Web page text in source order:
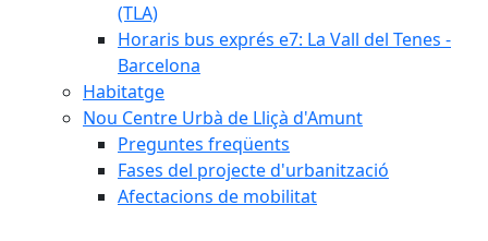
(TLA)
Horaris bus exprés e7: La Vall del Tenes -
Barcelona
Habitatge
Nou Centre Urbà de Lliçà d'Amunt
Preguntes freqüents
Fases del projecte d'urbanització
Afectacions de mobilitat